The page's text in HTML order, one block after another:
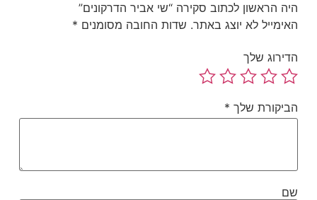
הראשון לכתוב סקירה “שי אביר הדרקונים”
לא יוצג באתר. שדות החובה מסומנים*
שלך
שלך *